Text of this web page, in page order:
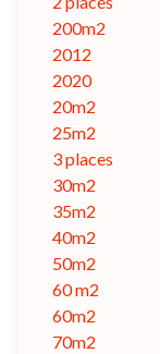
200m2
2012
2020
20m2
25m2
3 places
30m2
35m2
40m2
50m2
60 m2
60m2
70m2